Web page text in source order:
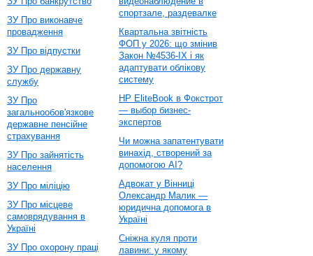
ЗУ Про виконавче
провадження
ЗУ Про відпустки
ЗУ Про державну
службу
ЗУ Про
загальнообов'язкове
державне пенсійне
страхування
ЗУ Про зайнятість
населення
ЗУ Про міліцію
ЗУ Про місцеве
самоврядування в
Україні
ЗУ Про охорону праці
спортзале, раздевалке
Квартальна звітність
ФОП у 2026: що змінив
Закон №4536-IX і як
адаптувати облікову
систему
HP EliteBook в Фокстрот
— выбор бизнес-
экспертов
Чи можна запатентувати
винахід, створений за
допомогою AI?
Адвокат у Вінниці
Олександр Малик —
юридична допомога в
Україні
Сніжна куля проти
лавини: у якому